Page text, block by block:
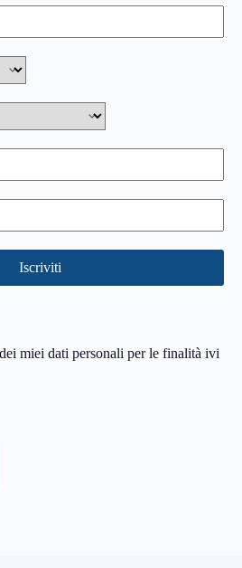
miei dati personali per le finalità ivi